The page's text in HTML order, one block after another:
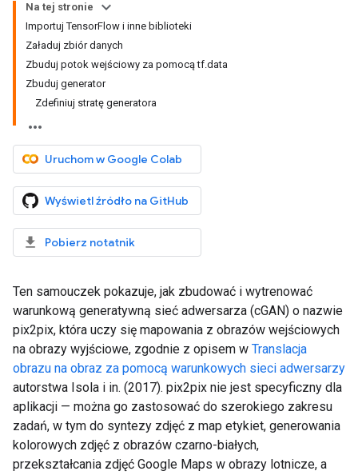
Na tej stronie
Importuj TensorFlow i inne biblioteki
Załaduj zbiór danych
Zbuduj potok wejściowy za pomocą tf.data
Zbuduj generator
Zdefiniuj stratę generatora
Uruchom w Google Colab
Wyświetl źródło na GitHub
Pobierz notatnik
Ten samouczek pokazuje, jak zbudować i wytrenować
warunkową generatywną sieć adwersarza (cGAN) o nazwie
pix2pix, która uczy się mapowania z obrazów wejściowych
na obrazy wyjściowe, zgodnie z opisem w Translacja
obrazu na obraz za pomocą warunkowych sieci adwersarzy
autorstwa Isola i in. (2017). pix2pix nie jest specyficzny dla
aplikacji — można go zastosować do szerokiego zakresu
zadań, w tym do syntezy zdjęć z map etykiet, generowania
kolorowych zdjęć z obrazów czarno-białych,
przekształcania zdjęć Google Maps w obrazy lotnicze, a